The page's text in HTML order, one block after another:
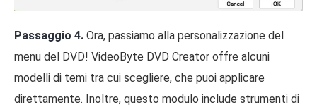
Passaggio 4. Ora, passiamo alla personalizzazione del
menu del DVD! VideoByte DVD Creator offre alcuni
modelli di temi tra cui scegliere, che puoi applicare
direttamente. Inoltre, questo modulo include strumenti di